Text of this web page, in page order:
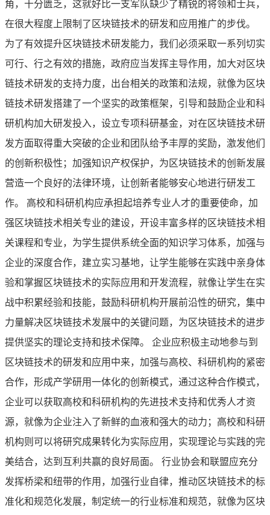
角，十分匮乏，这就好比一支军队缺少了精锐的将领和士兵，
在很大程度上限制了区块链技术的研发和应用推广的步伐。
为了有效提升区块链技术研发能力，我们必须采取一系列切实
可行、行之有效的措施，政府应当发挥主导作用，加大对区块
链技术研发的支持力度，出台相关的政策和法规，就像为区块
链技术研发搭建了一个坚实的政策框架，引导和鼓励企业和科
研机构加大研发投入，设立专项科研基金，对在区块链技术研
发方面取得重大突破的企业和团队给予丰厚的奖励，激发他们
的创新积极性；加强知识产权保护，为区块链技术的创新发展
营造一个良好的法律环境，让创新者能够安心地进行研发工
作。 高校和科研机构应承担起培养专业人才的重要使命，加
强区块链技术相关专业的建设，开设丰富多样的区块链技术相
关课程和专业，为学生提供系统全面的知识学习体系，加强与
企业的深度合作，建立实习基地，让学生能够在实践中亲身体
验和掌握区块链技术的实际应用和开发流程，就像让学生在实
战中积累经验和技能，鼓励科研机构开展前沿性的研究，集中
力量解决区块链技术发展中的关键问题，为区块链技术的进步
提供坚实的理论支持和技术保障。 企业应积极主动地参与到
区块链技术的研发和应用中来，加强与高校、科研机构的紧密
合作，形成产学研用一体化的创新模式，通过这种合作模式，
企业可以获取高校和科研机构的先进技术支持和优秀人才资
源，就像为企业注入了新鲜的血液和强大的动力；高校和科研
机构则可以将研究成果转化为实际应用，实现理论与实践的完
美结合，达到互利共赢的良好局面。 行业协会和联盟应充分
发挥桥梁和纽带的作用，加强行业自律，推动区块链技术的标
准化和规范化发展，制定统一的行业标准和规范，就像为区块